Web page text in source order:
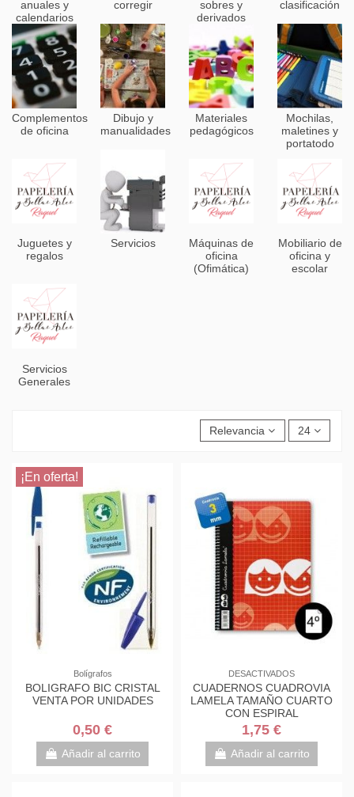
anuales y
calendarios
corregir
sobres y
derivados
clasificación
Complementos
de oficina
Dibujo y
manualidades
Materiales
pedagógicos
Mochilas,
maletines y
portatodo
Juguetes y
regalos
Servicios
Máquinas de
oficina
(Ofimática)
Mobiliario de
oficina y
escolar
Servicios
Generales
Relevancia 24
¡En oferta!
Bolígrafos
BOLIGRAFO BIC CRISTAL
VENTA POR UNIDADES
0,50 €
Añadir al carrito
DESACTIVADOS
CUADERNOS CUADROVIA
LAMELA TAMAÑO CUARTO
CON ESPIRAL
1,75 €
Añadir al carrito